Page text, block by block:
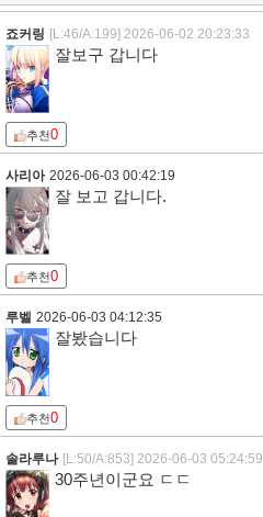
죠커링 [L:46/A:199] 2026-06-02 20:23:33
잘보구 갑니다
추천0
사리아 2026-06-03 00:42:19
잘 보고 갑니다.
추천0
루벨 2026-06-03 04:12:35
잘봤습니다
추천0
솔라루나 [L:50/A:853] 2026-06-03 05:24:59
30주년이군요 ㄷㄷ